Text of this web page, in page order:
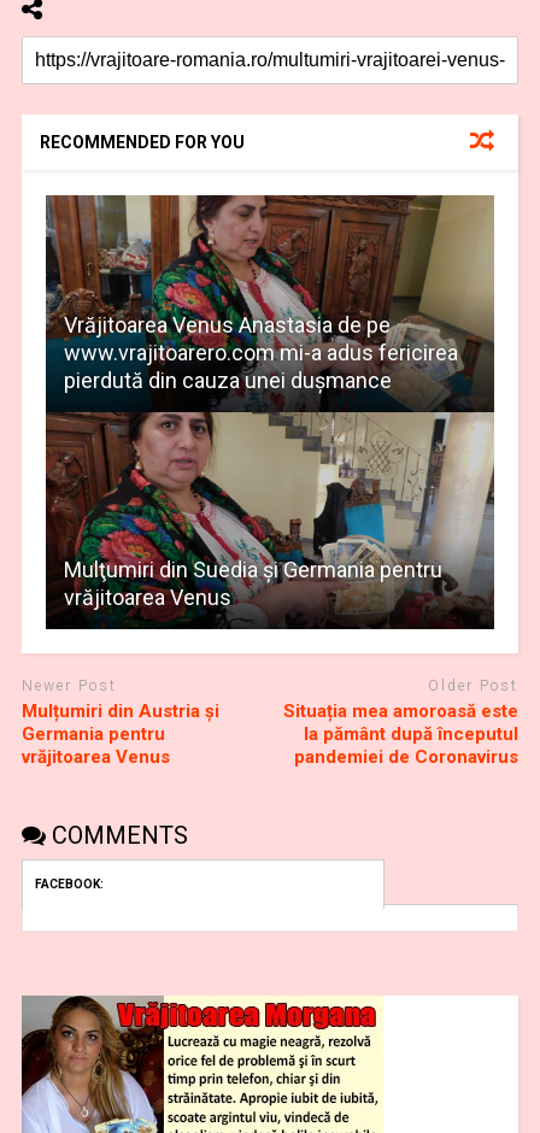
RECOMMENDED FOR YOU
Vrăjitoarea Venus Anastasia de pe
www.vrajitoarero.com mi-a adus fericirea
pierdută din cauza unei dușmance
Mulţumiri din Suedia și Germania pentru
vrăjitoarea Venus
Newer Post
Mulțumiri din Austria și
Germania pentru
vrăjitoarea Venus
Older Post
Situația mea amoroasă este
la pământ după începutul
pandemiei de Coronavirus
COMMENTS
FACEBOOK: